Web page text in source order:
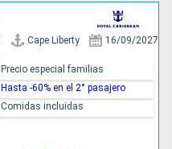
Cape Liberty 16/09/2027
Precio especial familias
Hasta -60% en el 2° pasajero
Comidas incluidas